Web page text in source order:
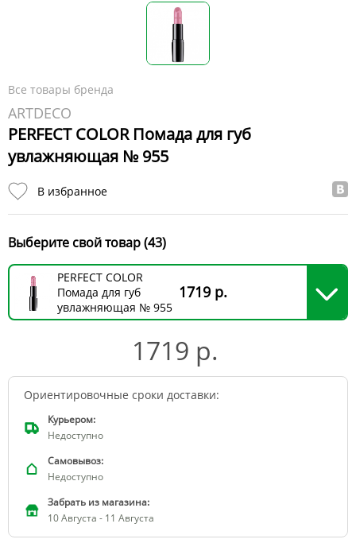
Все товары бренда
ARTDECO
PERFECT COLOR Помада для губ
увлажняющая № 955
В избранное
Выберите свой товар (43)
PERFECT COLOR
Помада для губ
увлажняющая № 955
1719 р.
1719 р.
Ориентировочные сроки доставки:
Курьером:
Недоступно
Самовывоз:
Недоступно
Забрать из магазина:
10 Августа - 11 Августа